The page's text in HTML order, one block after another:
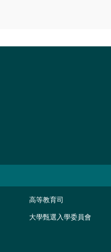
高等教育司
大學甄選入學委員會